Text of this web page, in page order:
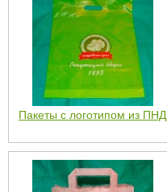
Пакеты с логотипом из ПНД